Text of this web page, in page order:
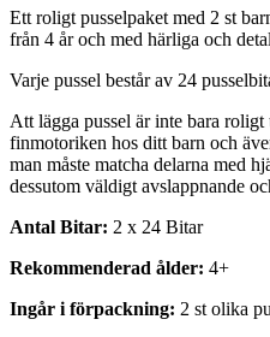
Ett roligt pusselpaket med 2 st
från 4 år och med härliga och
Varje pussel består av 24
Att lägga pussel är inte bara
finmotoriken hos ditt barn och
man måste matcha delarna med
dessutom väldigt avslappnande
Antal Bitar: 2 x 24 Bitar
Rekommenderad ålder: 4+
Ingår i förpackning: 2 st olika